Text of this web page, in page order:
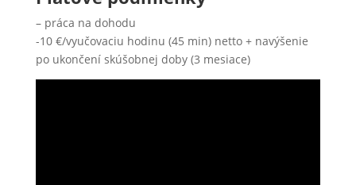
– práca na dohodu
-10 €/vyučovaciu hodinu (45 min) netto + navýšenie
po ukončení skúšobnej doby (3 mesiace)